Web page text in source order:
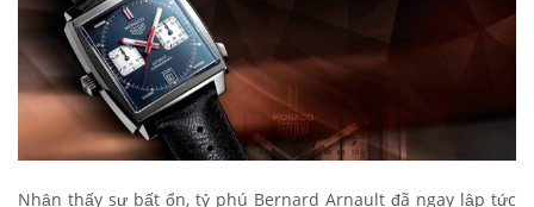
Nhận thấy sự bất ổn, tỷ phú Bernard Arnault đã ngay lập tức